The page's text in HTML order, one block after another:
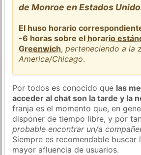
de Monroe en Estados
El huso horario
-6 horas sobre el horario
Greenwich,perteneciendo a la
America/Chicago.
Por todos es conocido que las
acceder al chat son la tarde y la
franja es el momento que, en
disponer de tiempo libre, y por
probable encontrar un/a
Siempre es recomendable buscar
mayor afluencia de usuarios.